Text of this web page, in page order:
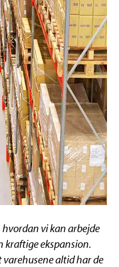
vi kan arbejde
kraftige ekspansion.
altid har de